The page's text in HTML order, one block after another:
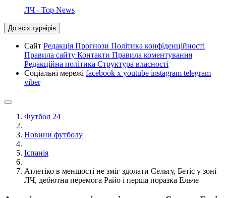
ЛЧ - Top News
До всіх турнірів
Сайт Редакція Прогнози Політика конфіденційності
Правила сайту Контакти Правила коментування
Редакційна політика Структура власності
Соціальні мережі facebook x youtube instagram telegram
viber
Футбол 24
Новини футболу
Іспанія
Атлетіко в меншості не зміг здолати Сельту, Бетіс у зоні
ЛЧ, дебютна перемога Райо і перша поразка Ельче